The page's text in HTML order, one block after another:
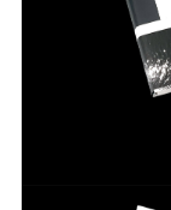
von
einer